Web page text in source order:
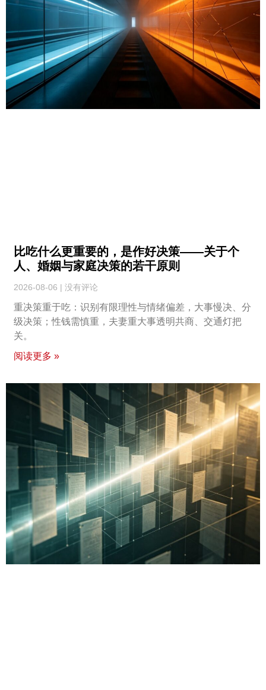
比吃什么更重要的，是作好决策——关于个
人、婚姻与家庭决策的若干原则
2026-08-06 没有评论
重决策重于吃：识别有限理性与情绪偏差，大事慢决、分
级决策；性钱需慎重，夫妻重大事透明共商、交通灯把
关。
阅读更多 »